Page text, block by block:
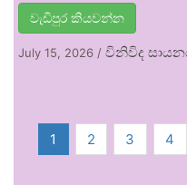
වැඩිපුර කියවන්න
July 15, 2026 / විනිවිද
1 2 3 4